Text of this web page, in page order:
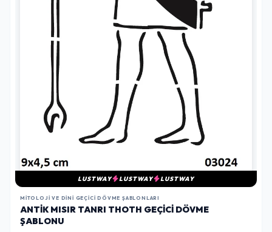
LUSTWAY LUSTWAY LUSTWAY
MITOLOJI VE DINI GEÇICI DÖVME ŞABLONLARI
ANTIK MISIR TANRI THOTH GEÇICI DÖVME
ŞABLONU